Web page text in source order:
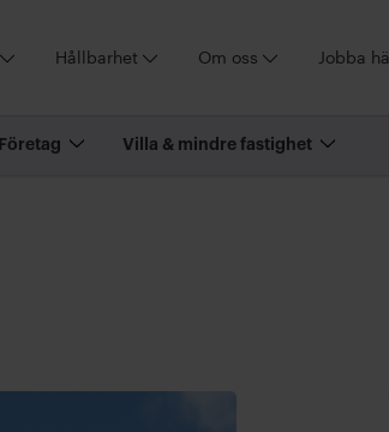
Hållbarhet Om oss Jobba
Företag Villa & mindre fastighet